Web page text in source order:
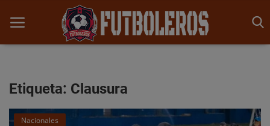
Inicio
Etiqueta: Clausura
Nacionales